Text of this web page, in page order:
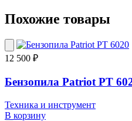
Похожие товары
12 500 ₽
Бензопила Patriot PT
Техника и инструмент
В корзину